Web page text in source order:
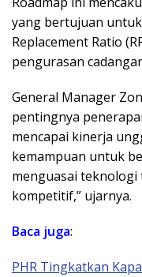
yang bertujuan
Replacement Ratio
pengurasan
General Manager
pentingnya
mencapai kinerja
kemampuan untuk
menguasai
kompetitif,” ujarnya.
Baca juga:
PHR Tingkatkan